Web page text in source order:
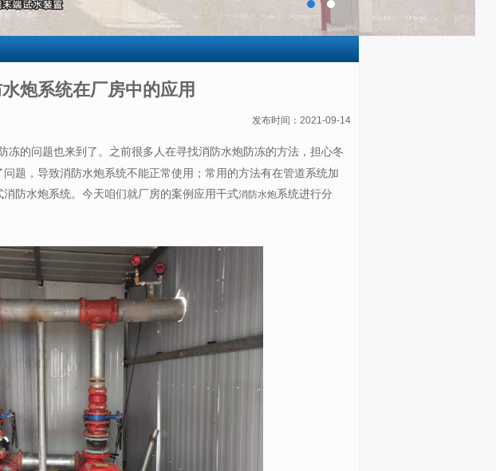
炮系统在厂房中的应用
发布时间：2021-09-14
冻的问题也来到了。之前很多人在寻找消防水炮防冻的方法，担心冬
题，导致消防水炮系统不能正常使用；常用的方法有在管道系统加
防水炮系统。今天咱们就厂房的案例应用干式消防水炮系统进行分